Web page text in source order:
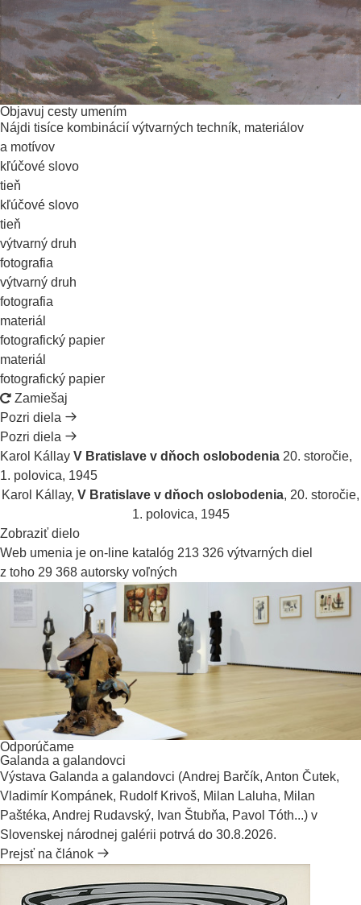
Objavuj cesty umením
Nájdi tisíce kombinácií výtvarných techník, materiálov
a motívov
kľúčové slovo
tieň
kľúčové slovo
tieň
výtvarný druh
fotografia
výtvarný druh
fotografia
materiál
fotografický papier
materiál
fotografický papier
Zamiešaj
Pozri diela
Pozri diela
Karol Kállay V Bratislave v dňoch oslobodenia 20. storočie,
1. polovica, 1945
Karol Kállay, V Bratislave v dňoch oslobodenia, 20. storočie,
1. polovica, 1945
Zobraziť dielo
Web umenia je on-line katalóg 213 326 výtvarných diel
z toho 29 368 autorsky voľných
Odporúčame
Galanda a galandovci
Výstava Galanda a galandovci (Andrej Barčík, Anton Čutek,
Vladimír Kompánek, Rudolf Krivoš, Milan Laluha, Milan
Paštéka, Andrej Rudavský, Ivan Štubňa, Pavol Tóth...) v
Slovenskej národnej galérii potrvá do 30.8.2026.
Prejsť na článok